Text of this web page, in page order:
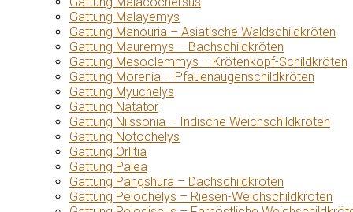
Gattung Malayemys
Gattung Manouria – Asiatische Waldschildkröten
Gattung Mauremys – Bachschildkröten
Gattung Mesoclemmys – Krötenkopf-Schildkröten
Gattung Morenia – Pfauenaugenschildkröten
Gattung Myuchelys
Gattung Natator
Gattung Nilssonia – Indische Weichschildkröten
Gattung Notochelys
Gattung Orlitia
Gattung Palea
Gattung Pangshura – Dachschildkröten
Gattung Pelochelys – Riesen-Weichschildkröten